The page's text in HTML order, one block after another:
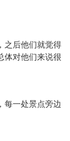
之后他们就觉得
体对他们来说很
每一处景点旁边